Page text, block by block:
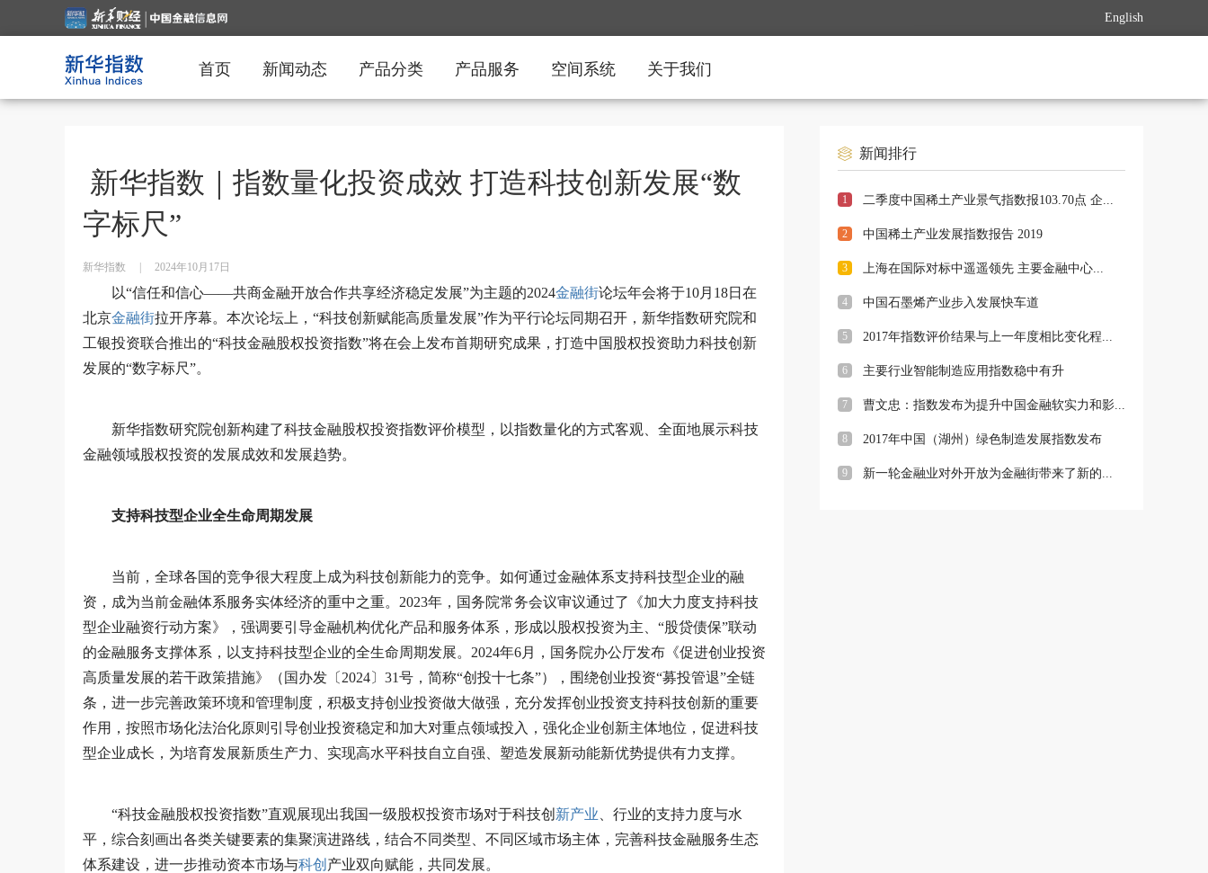
English
首页 新闻动态 产品分类 产品服务 空间系统 关于我们
新华指数｜指数量化投资成效 打造科技创新发展“数
字标尺”
新华指数 2024年10月17日
以“信任和信心——共商金融开放合作共享经济稳定发展”为主题的2024金融街论坛年会将于10月18日在
北京金融街拉开序幕。本次论坛上，“科技创新赋能高质量发展”作为平行论坛同期召开，新华指数研究院和
工银投资联合推出的“科技金融股权投资指数”将在会上发布首期研究成果，打造中国股权投资助力科技创新
发展的“数字标尺”。
新华指数研究院创新构建了科技金融股权投资指数评价模型，以指数量化的方式客观、全面地展示科技
金融领域股权投资的发展成效和发展趋势。
支持科技型企业全生命周期发展
当前，全球各国的竞争很大程度上成为科技创新能力的竞争。如何通过金融体系支持科技型企业的融
资，成为当前金融体系服务实体经济的重中之重。2023年，国务院常务会议审议通过了《加大力度支持科技
型企业融资行动方案》，强调要引导金融机构优化产品和服务体系，形成以股权投资为主、“股贷债保”联动
的金融服务支撑体系，以支持科技型企业的全生命周期发展。2024年6月，国务院办公厅发布《促进创业投资
高质量发展的若干政策措施》（国办发〔2024〕31号，简称“创投十七条”），围绕创业投资“募投管退”全链
条，进一步完善政策环境和管理制度，积极支持创业投资做大做强，充分发挥创业投资支持科技创新的重要
作用，按照市场化法治化原则引导创业投资稳定和加大对重点领域投入，强化企业创新主体地位，促进科技
型企业成长，为培育发展新质生产力、实现高水平科技自立自强、塑造发展新动能新优势提供有力支撑。
“科技金融股权投资指数”直观展现出我国一级股权投资市场对于科技创 新产业 、行业的支持力度与水
平，综合刻画出各类关键要素的集聚演进路线，结合不同类型、不同区域市场主体，完善科技金融服务生态
体系建设，进一步推动资本市场与科创 产业双向赋能，共同发展。
新闻排行
1 二季度中国稀土产业景气指数报103.70点 企...
2 中国稀土产业发展指数报告 2019
3 上海在国际对标中遥遥领先 主要金融中心...
4 中国石墨烯产业步入发展快车道
5 2017年指数评价结果与上一年度相比变化程...
6 主要行业智能制造应用指数稳中有升
7 曹文忠：指数发布为提升中国金融软实力和影...
8 2017年中国（湖州）绿色制造发展指数发布
9 新一轮金融业对外开放为金融街带来了新的...